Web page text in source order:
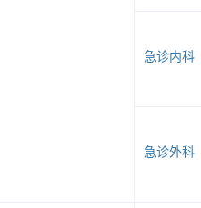
急诊内科
急诊外科